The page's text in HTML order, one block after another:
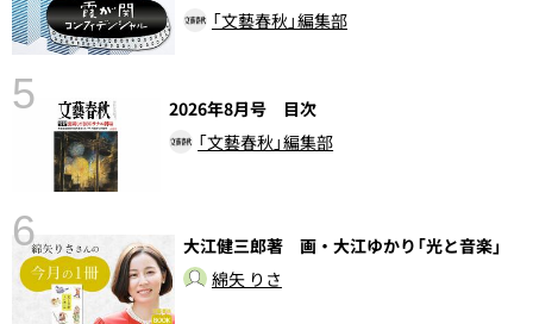
「文藝春秋」編集部
5
2026年8月号 目次
「文藝春秋」編集部
6
大江健三郎著 画・大江ゆかり「光と音楽」
綿矢 りさ